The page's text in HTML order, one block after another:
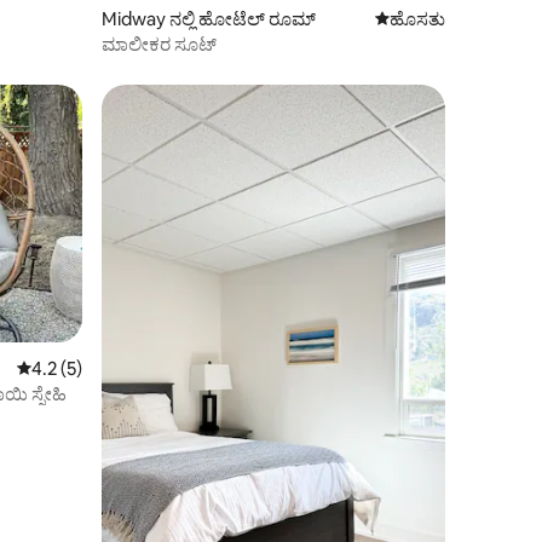
Midway ನಲ್ಲಿ ಹೋಟೆಲ್ ರೂಮ್ ವಾಸ್ತವ್ಯ ಹೂಡಬಹುದಾದ
ಹೊಸತು
ಮಾಲೀಕರ ಸೂಟ್
5 ರಲ್ಲಿ 4.2 ಸರಾಸರಿ ರೇಟಿಂಗ್, 5 ವಿಮರ್ಶೆಗಳು
4.2 (5)
ಸ್ನೇಹಿ